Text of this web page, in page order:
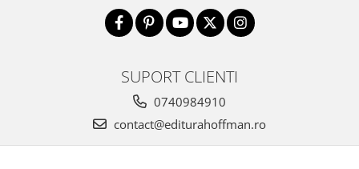
SUPORT CLIENTI
0740984910
contact@editurahoffman.ro